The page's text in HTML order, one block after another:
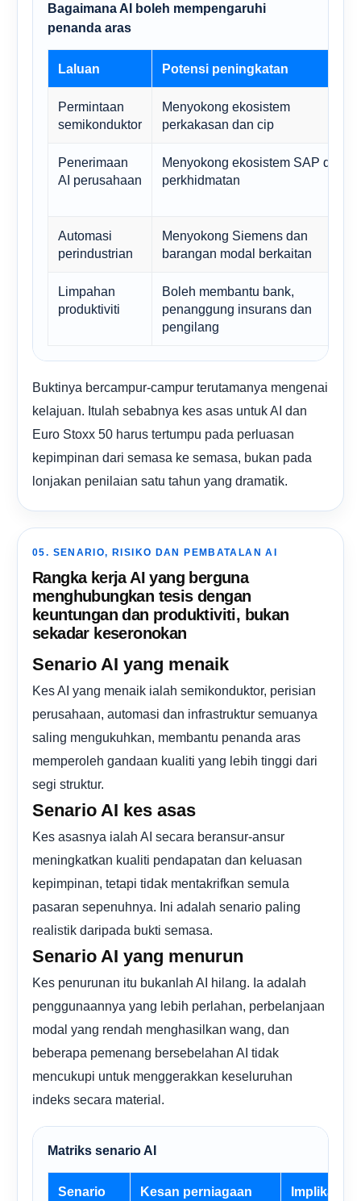
Bagaimana AI boleh mempengaruhi
penanda aras
Laluan Potensi peningkatan
Permintaan
semikonduktor
Menyokong ekosistem
perkakasan dan cip
Penerimaan
AI perusahaan
Menyokong ekosistem SAP dan
perkhidmatan
Automasi
perindustrian
Menyokong Siemens dan
barangan modal berkaitan
Limpahan
produktiviti
Boleh membantu bank,
penanggung insurans dan
pengilang
Buktinya bercampur-campur terutamanya mengenai
kelajuan. Itulah sebabnya kes asas untuk AI dan
Euro Stoxx 50 harus tertumpu pada perluasan
kepimpinan dari semasa ke semasa, bukan pada
lonjakan penilaian satu tahun yang dramatik.
05. SENARIO, RISIKO DAN PEMBATALAN AI
Rangka kerja AI yang berguna
menghubungkan tesis dengan
keuntungan dan produktiviti, bukan
sekadar keseronokan
Senario AI yang menaik
Kes AI yang menaik ialah semikonduktor, perisian
perusahaan, automasi dan infrastruktur semuanya
saling mengukuhkan, membantu penanda aras
memperoleh gandaan kualiti yang lebih tinggi dari
segi struktur.
Senario AI kes asas
Kes asasnya ialah AI secara beransur-ansur
meningkatkan kualiti pendapatan dan keluasan
kepimpinan, tetapi tidak mentakrifkan semula
pasaran sepenuhnya. Ini adalah senario paling
realistik daripada bukti semasa.
Senario AI yang menurun
Kes penurunan itu bukanlah AI hilang. Ia adalah
penggunaannya yang lebih perlahan, perbelanjaan
modal yang rendah menghasilkan wang, dan
beberapa pemenang bersebelahan AI tidak
mencukupi untuk menggerakkan keseluruhan
indeks secara material.
Matriks senario AI
Senario Kesan perniagaan Implikasi